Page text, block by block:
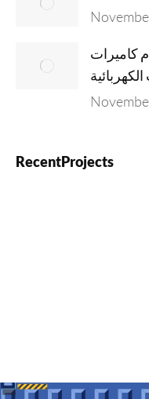
كاميرات
RecentProjects